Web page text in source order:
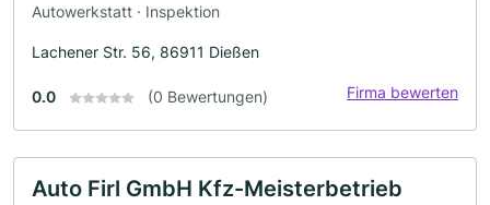
Autowerkstatt · Inspektion
Lachener Str. 56, 86911 Dießen
0.0 (0 Bewertungen) Firma bewerten
Auto Firl GmbH Kfz-Meisterbetrieb